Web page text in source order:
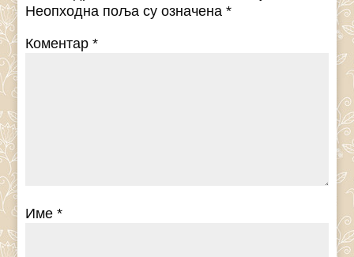
Неопходна поља су означена*
Коментар*
Име*